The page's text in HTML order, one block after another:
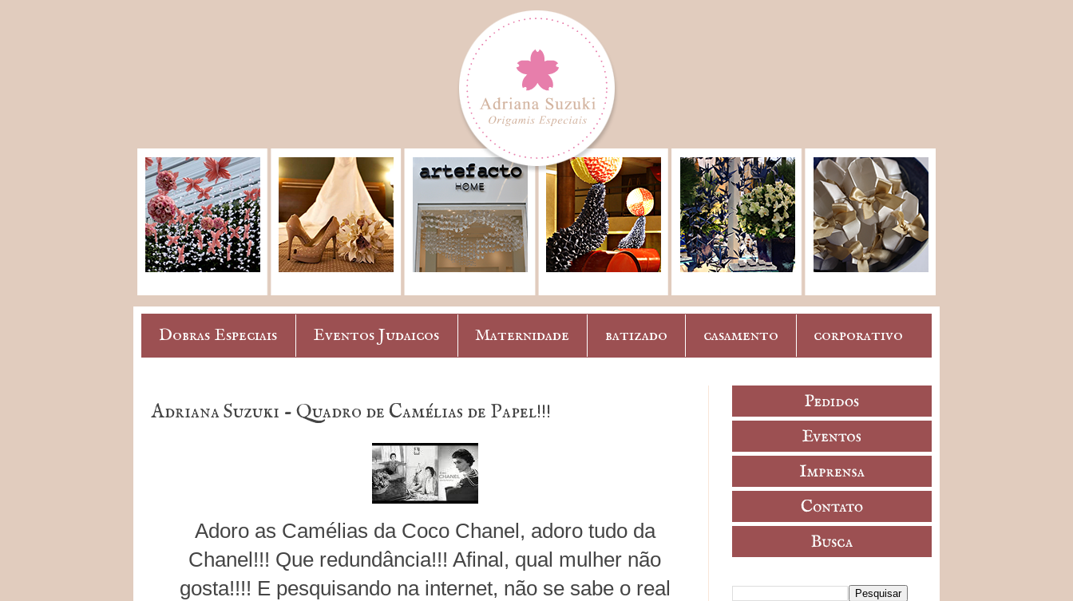
Dobras Especiais Eventos Judaicos Maternidade batizado casamento corporativo
Adriana Suzuki - Quadro de Camélias de Papel!!!
Adoro as Camélias da Coco Chanel, adoro tudo da
Chanel!!! Que redundância!!! Afinal, qual mulher não
gosta!!!! E pesquisando na internet, não se sabe o real